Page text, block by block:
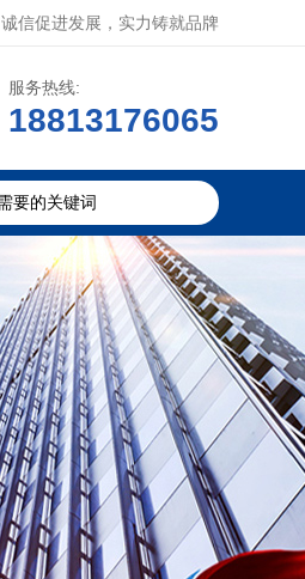
诚信促进发展，实力铸就品牌
服务热线:
18813176065